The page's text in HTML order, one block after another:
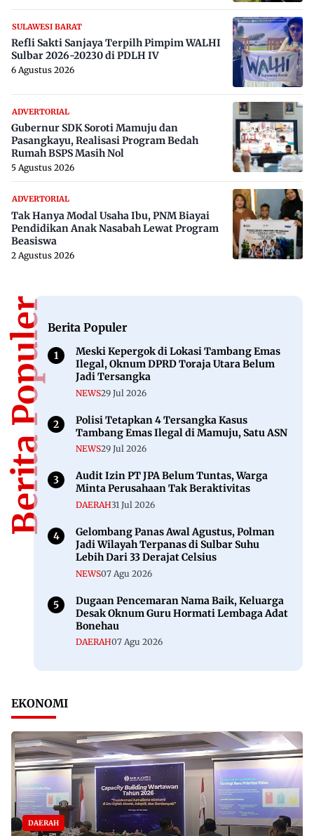
SULAWESI BARAT
Refli Sakti Sanjaya Terpilh Pimpim WALHI
Sulbar 2026-20230 di PDLH IV
6 Agustus 2026
ADVERTORIAL
Gubernur SDK Soroti Mamuju dan
Pasangkayu, Realisasi Program Bedah
Rumah BSPS Masih Nol
5 Agustus 2026
ADVERTORIAL
Tak Hanya Modal Usaha Ibu, PNM Biayai
Pendidikan Anak Nasabah Lewat Program
Beasiswa
2 Agustus 2026
Berita PopulerBerita Populer
Meski Kepergok di Lokasi Tambang Emas
Ilegal, Oknum DPRD Toraja Utara Belum
Jadi Tersangka
NEWS29 Jul 2026
Polisi Tetapkan 4 Tersangka Kasus
Tambang Emas Ilegal di Mamuju, Satu ASN
NEWS29 Jul 2026
Audit Izin PT JPA Belum Tuntas, Warga
Minta Perusahaan Tak Beraktivitas
DAERAH31 Jul 2026
Gelombang Panas Awal Agustus, Polman
Jadi Wilayah Terpanas di Sulbar Suhu
Lebih Dari 33 Derajat Celsius
NEWS07 Agu 2026
Dugaan Pencemaran Nama Baik, Keluarga
Desak Oknum Guru Hormati Lembaga Adat
Bonehau
DAERAH07 Agu 2026
EKONOMI
DAERAH